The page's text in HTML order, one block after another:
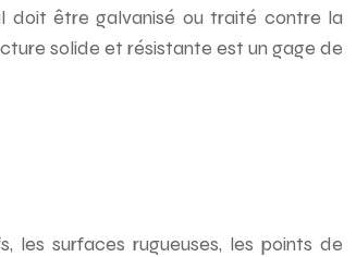
doit être galvanisé ou traité contre la
solide et résistante est un gage de
les surfaces rugueuses, les points de